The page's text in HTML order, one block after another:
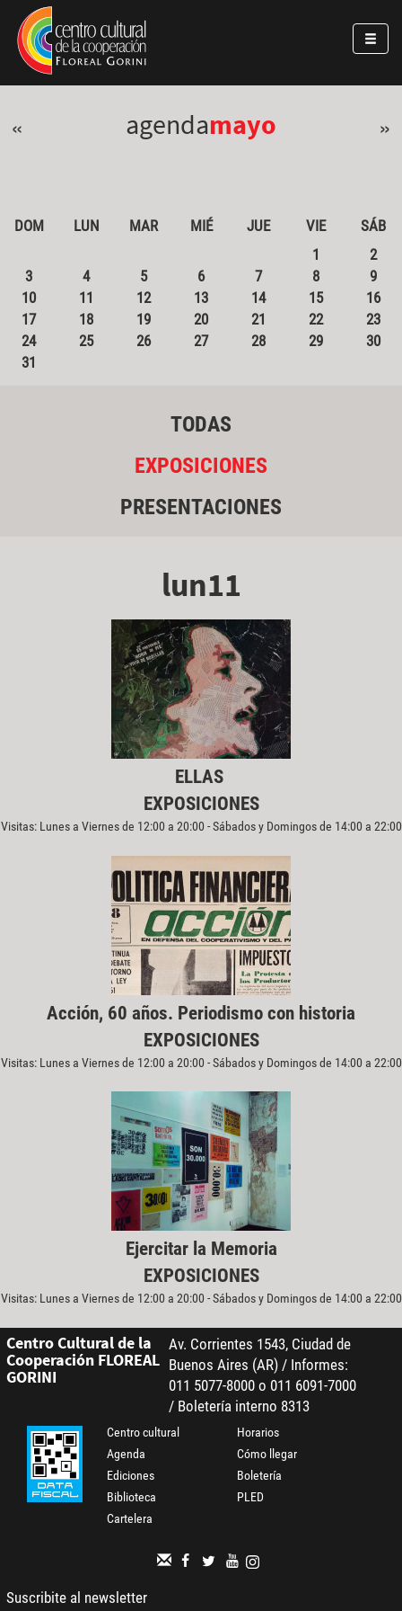
Pasar al contenido principal
Jump to main content
« agendamayo »
DOM LUN MAR MIÉ JUE VIE
SÁB
1
2
3
4 5 6 7 8
9
10
11 12 13 14 15
16
17
18 19 20 21 22
23
24
25 26 27 28 29
30
31
TODAS
EXPOSICIONES
PRESENTACIONES
lun11
ELLAS
EXPOSICIONES
Visitas: Lunes a Viernes de 12:00 a 20:00 - Sábados y Domingos de 14:00 a 22:00
Acción, 60 años. Periodismo con historia
EXPOSICIONES
Visitas: Lunes a Viernes de 12:00 a 20:00 - Sábados y Domingos de 14:00 a 22:00
Ejercitar la Memoria
EXPOSICIONES
Visitas: Lunes a Viernes de 12:00 a 20:00 - Sábados y Domingos de 14:00 a 22:00
Centro Cultural de la
Cooperación FLOREAL
GORINI
Av. Corrientes 1543, Ciudad de
Buenos Aires (AR) / Informes:
011 5077-8000 o 011 6091-7000
/ Boletería interno 8313
Centro cultural
Agenda
Ediciones
Biblioteca
Cartelera
Horarios
Cómo llegar
Boletería
PLED
Suscribite al newsletter